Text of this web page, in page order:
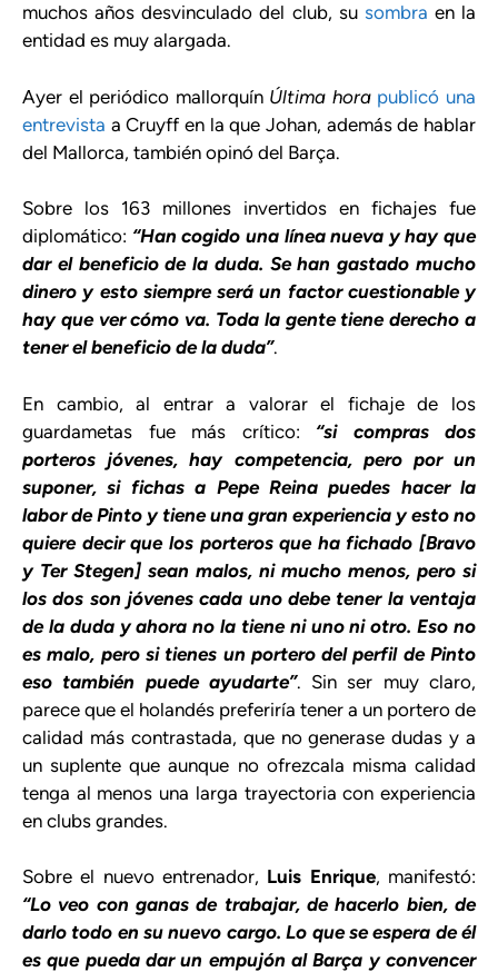
muchos años desvinculado del club, su sombra en la
entidad es muy alargada.
Ayer el periódico mallorquín Última hora publicó una
entrevista a Cruyff en la que Johan, además de hablar
del Mallorca, también opinó del Barça.
Sobre los 163 millones invertidos en fichajes fue
diplomático: “Han cogido una línea nueva y hay que
dar el beneficio de la duda. Se han gastado mucho
dinero y esto siempre será un factor cuestionable y
hay que ver cómo va. Toda la gente tiene derecho a
tener el beneficio de la duda”.
En cambio, al entrar a valorar el fichaje de los
guardametas fue más crítico: “si compras dos
porteros jóvenes, hay competencia, pero por un
suponer, si fichas a Pepe Reina puedes hacer la
labor de Pinto y tiene una gran experiencia y esto no
quiere decir que los porteros que ha fichado [Bravo
y Ter Stegen] sean malos, ni mucho menos, pero si
los dos son jóvenes cada uno debe tener la ventaja
de la duda y ahora no la tiene ni uno ni otro. Eso no
es malo, pero si tienes un portero del perfil de Pinto
eso también puede ayudarte”. Sin ser muy claro,
parece que el holandés preferiría tener a un portero de
calidad más contrastada, que no generase dudas y a
un suplente que aunque no ofrezcala misma calidad
tenga al menos una larga trayectoria con experiencia
en clubs grandes.
Sobre el nuevo entrenador, Luis Enrique, manifestó:
“Lo veo con ganas de trabajar, de hacerlo bien, de
darlo todo en su nuevo cargo. Lo que se espera de él
es que pueda dar un empujón al Barça y convencer